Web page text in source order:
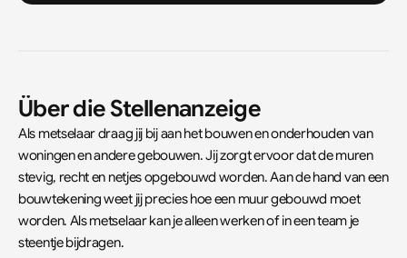
Über die Stellenanzeige
Als metselaar draag jij bij aan het bouwen en onderhouden van
woningen en andere gebouwen. Jij zorgt ervoor dat de muren
stevig, recht en netjes opgebouwd worden. Aan de hand van een
bouwtekening weet jij precies hoe een muur gebouwd moet
worden. Als metselaar kan je alleen werken of in een team je
steentje bijdragen.